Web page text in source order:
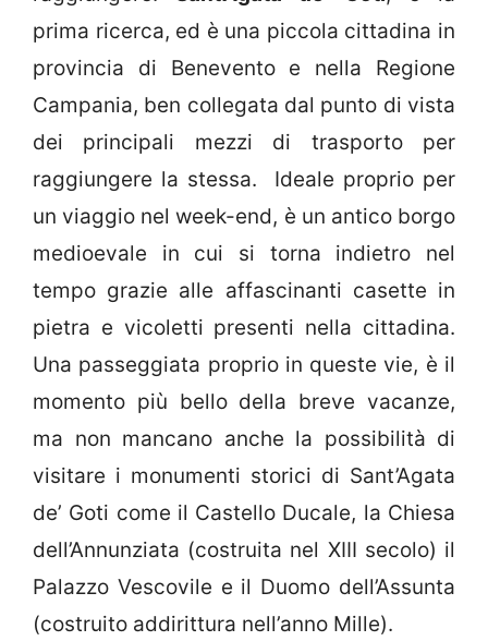
prima ricerca, ed è una piccola cittadina in
provincia di Benevento e nella Regione
Campania, ben collegata dal punto di vista
dei principali mezzi di trasporto per
raggiungere la stessa. Ideale proprio per
un viaggio nel week-end, è un antico borgo
medioevale in cui si torna indietro nel
tempo grazie alle affascinanti casette in
pietra e vicoletti presenti nella cittadina.
Una passeggiata proprio in queste vie, è il
momento più bello della breve vacanze,
ma non mancano anche la possibilità di
visitare i monumenti storici di Sant’Agata
de’ Goti come il Castello Ducale, la Chiesa
dell’Annunziata (costruita nel XIII secolo) il
Palazzo Vescovile e il Duomo dell’Assunta
(costruito addirittura nell’anno Mille).